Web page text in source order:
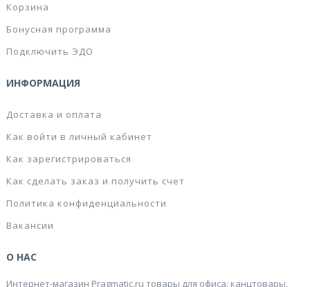
Корзина
Бонусная программа
Подключить ЭДО
ИНФОРМАЦИЯ
Доставка и оплата
Как войти в личный кабинет
Как зарегистрироваться
Как сделать заказ и получить счет
Политика конфиденциальности
Вакансии
О НАС
Интернет-магазин Pragmatic.ru товары для офиса: канцтовары,